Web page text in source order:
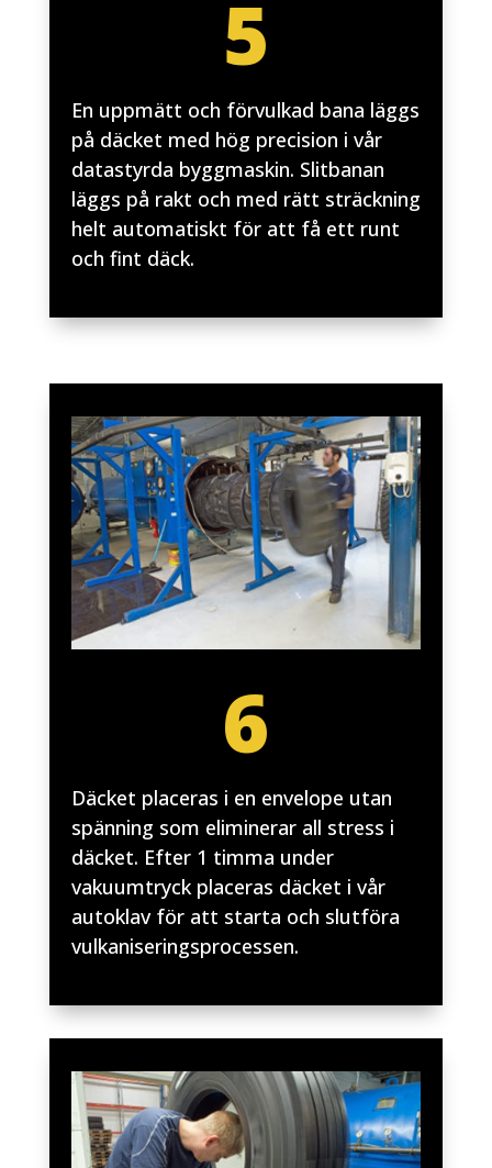
5
En uppmätt och förvulkad bana läggs
på däcket med hög precision i vår
datastyrda byggmaskin. Slitbanan
läggs på rakt och med rätt sträckning
helt automatiskt för att få ett runt
och fint däck.
6
Däcket placeras i en envelope utan
spänning som eliminerar all stress i
däcket. Efter 1 timma under
vakuumtryck placeras däcket i vår
autoklav för att starta och slutföra
vulkaniseringsprocessen.